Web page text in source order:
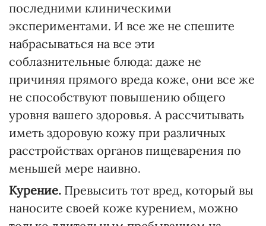
последними клиническими
экспериментами. И все же не спешите
набрасываться на все эти
соблазнительные блюда: даже не
причиняя прямого вреда коже, они все же
не способствуют повышению общего
уровня вашего здоровья. А рассчитывать
иметь здоровую кожу при различных
расстройствах органов пищеварения по
меньшей мере наивно.
Курение. Превысить тот вред, который вы
наносите своей коже курением, можно